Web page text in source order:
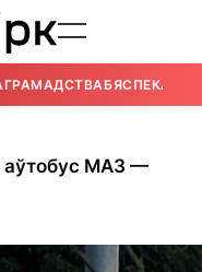
ГРАМАДСТВАБЯСПЕКА
аўтобус МАЗ —